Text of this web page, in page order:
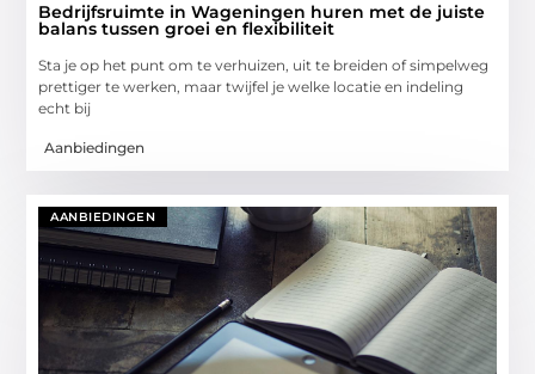
Bedrijfsruimte in Wageningen huren met de juiste
balans tussen groei en flexibiliteit
Sta je op het punt om te verhuizen, uit te breiden of simpelweg
prettiger te werken, maar twijfel je welke locatie en indeling
echt bij
Aanbiedingen
AANBIEDINGEN